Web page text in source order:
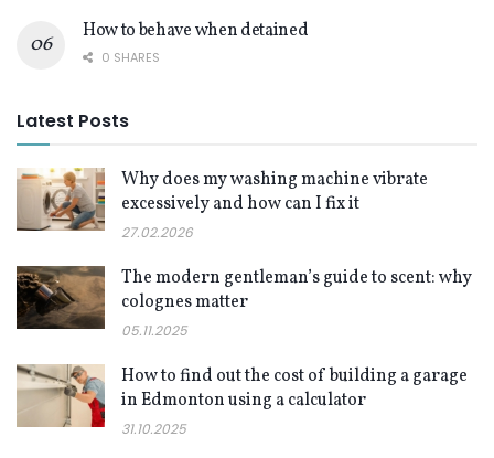
How to behave when detained
0 SHARES
Latest Posts
Why does my washing machine vibrate
excessively and how can I fix it
27.02.2026
The modern gentleman’s guide to scent: why
colognes matter
05.11.2025
How to find out the cost of building a garage
in Edmonton using a calculator
31.10.2025